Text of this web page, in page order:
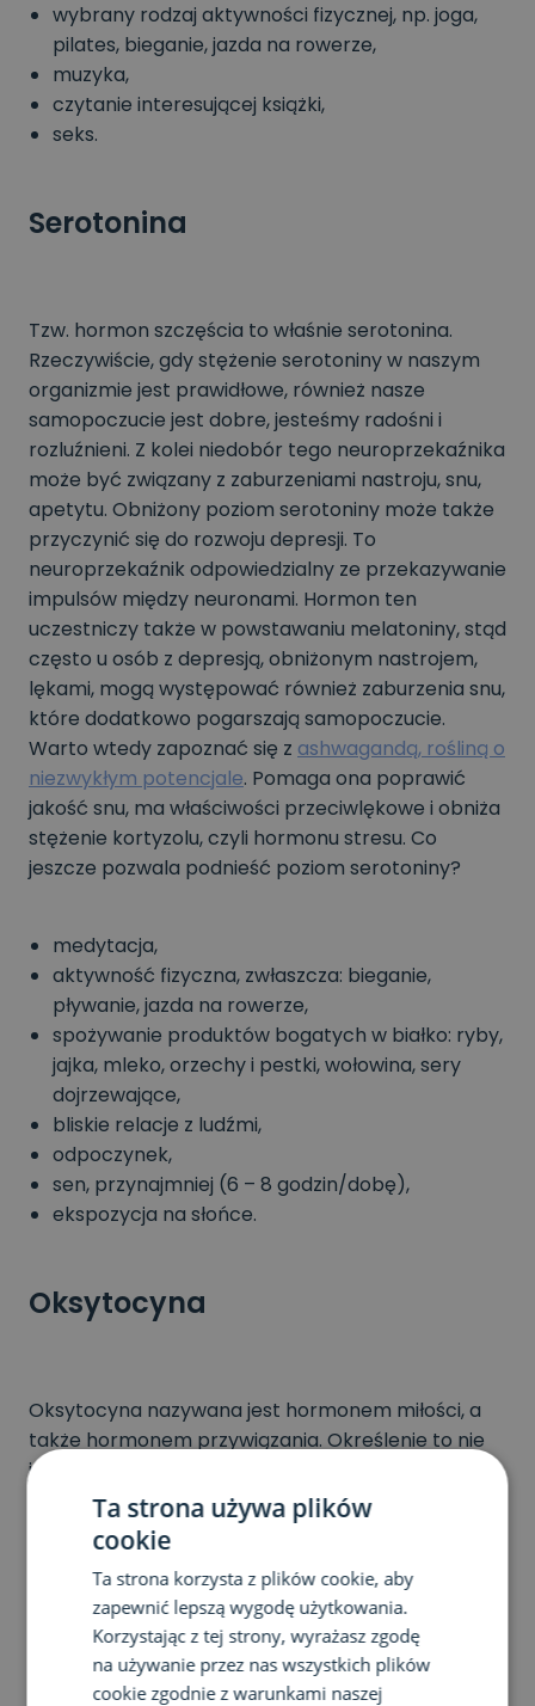
wybrany rodzaj aktywności fizycznej, np. joga,
pilates, bieganie, jazda na rowerze,
muzyka,
czytanie interesującej książki,
seks.
Serotonina
Tzw. hormon szczęścia to właśnie serotonina.
Rzeczywiście, gdy stężenie serotoniny w naszym
organizmie jest prawidłowe, również nasze
samopoczucie jest dobre, jesteśmy radośni i
rozluźnieni. Z kolei niedobór tego neuroprzekaźnika
może być związany z zaburzeniami nastroju, snu,
apetytu. Obniżony poziom serotoniny może także
przyczynić się do rozwoju depresji. To
neuroprzekaźnik odpowiedzialny ze przekazywanie
impulsów między neuronami. Hormon ten
uczestniczy także w powstawaniu melatoniny, stąd
często u osób z depresją, obniżonym nastrojem,
lękami, mogą występować również zaburzenia snu,
które dodatkowo pogarszają samopoczucie.
Warto wtedy zapoznać się z ashwagandą, rośliną o
niezwykłym potencjale. Pomaga ona poprawić
jakość snu, ma właściwości przeciwlękowe i obniża
stężenie kortyzolu, czyli hormonu stresu. Co
jeszcze pozwala podnieść poziom serotoniny?
medytacja,
aktywność fizyczna, zwłaszcza: bieganie,
pływanie, jazda na rowerze,
spożywanie produktów bogatych w białko: ryby,
jajka, mleko, orzechy i pestki, wołowina, sery
dojrzewające,
bliskie relacje z ludźmi,
odpoczynek,
sen, przynajmniej (6 – 8 godzin/dobę),
ekspozycja na słońce.
Oksytocyna
Oksytocyna nazywana jest hormonem miłości, a
także hormonem przywiązania. Określenie to nie
jest przypadkowe, ponieważ jest ona bardzo
ważna w tworzeniu i utrzymywaniu relacji
międzyludzkich. Dzięki oksytocynie jesteśmy zdolni
różnych emocji oraz radzenia sobie ze stresem.
Hormon ten jest wydzielany w dużej ilości podczas
stosunku płciowego i orgazmu. Oksytocyna jest
także hormonem niezbędnym, aby dziecko mogło
Ta strona używa plików
cookie
Ta strona korzysta z plików cookie, aby
zapewnić lepszą wygodę użytkowania.
Korzystając z tej strony, wyrażasz zgodę
na używanie przez nas wszystkich plików
cookie zgodnie z warunkami naszej